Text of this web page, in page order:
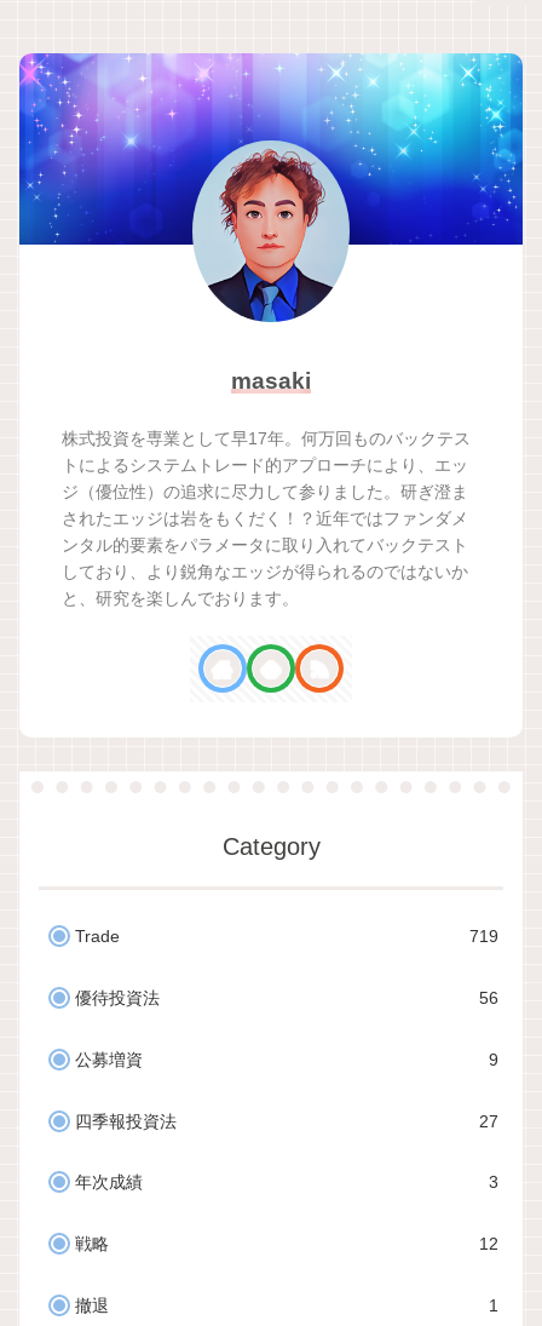
masaki
株式投資を専業として早17年。何万回ものバックテス
トによるシステムトレード的アプローチにより、エッ
ジ（優位性）の追求に尽力して参りました。研ぎ澄ま
されたエッジは岩をもくだく！？近年ではファンダメ
ンタル的要素をパラメータに取り入れてバックテスト
しており、より鋭角なエッジが得られるのではないか
と、研究を楽しんでおります。
Category
Trade 719
優待投資法 56
公募増資 9
四季報投資法 27
年次成績 3
戦略 12
撤退 1